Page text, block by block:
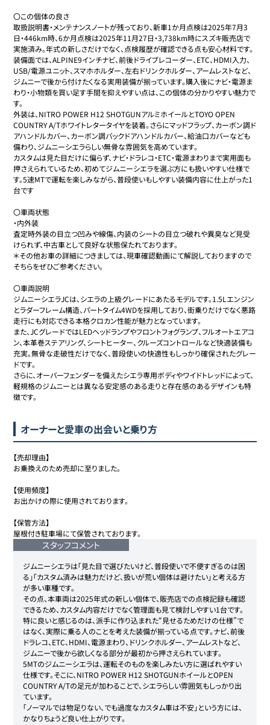
〇この個体の良さ
取扱説明書・メンテナンスノートが残っており、新車1か月点検は2025年7月3
日・446km時、6か月点検は2025年11月27日・3,738km時にスズキ販売店で
実施済み。年式の新しさだけでなく、点検履歴が確認できる点も安心材料です。
装備面では、ALPINE9インチナビ、前後ドライブレコーダー、ETC、HDMI入力、
USB/電源ユニット、スマホホルダー、左右ドリンクホルダー、アームレストなど、
ジムニーで後から付けたくなる実用装備が揃っています。購入後にナビ・電源ま
わり・小物類を買い足す手間を抑えやすい点は、この個体の分かりやすい魅力で
す。
外装は、NITRO POWER H12 SHOTGUNアルミホイールとTOYO OPEN
COUNTRY A/Tホワイトレタータイヤを装着。さらにマッドフラップ、カーボン調ド
アハンドルカバー、カーボン調バックドアハンドルカバー、給油口カバーなども
備わり、ジムニーシエラらしい無骨な雰囲気を高めています。
カスタムは見た目だけに偏らず、ナビ・ドラレコ・ETC・電源まわりまで実用面も
押さえられているため、初めてジムニーシエラを選ぶ方にも扱いやすい仕様で
す。5速MTで運転を楽しみながら、普段使いもしやすい装備内容に仕上がった1
台です
〇車両状態
・内外装
査定時外装の目立つ凹みや線傷、内装のシートの目立つ破れや異臭など見受
けられず、中古車として良好な状態保たれております。
＊その他お車の詳細につきましては、現車確認動画にて解説しておりますので
そちらをぜひご参考ください。
〇車両説明
ジムニーシエラJCは、シエラの上級グレードにあたるモデルです。1.5Lエンジン
とラダーフレーム構造、パートタイム4WDを採用しており、街乗りだけでなく悪路
走行にも対応できる本格クロカン性能が魅力となっています。
また、JCグレードではLEDヘッドランプやフロントフォグランプ、フルオートエアコ
ン、本革巻ステアリング、シートヒーター、クルーズコントロールなど快適装備も
充実。無骨な走破性だけでなく、普段使いの快適性もしっかり確保されたグレー
ドです。
さらに、オーバーフェンダーを備えたシエラ専用ボディやワイドトレッドによって、
軽規格のジムニーとは異なる安定感のある走りと存在感のあるデザインも特
徴です。
オーナーと愛車の出会いと乗り方
【売却理由】
お乗換えのため売却に至りました。
【使用頻度】
お出かけの際に使用されております。
【保管方法】
屋根付き駐車場にて保管されております。
スタッフコメント
ジムニーシエラは「見た目で選びたいけど、普段使いで不便すぎるのは困
る」「カスタム済みは魅力だけど、扱いが荒い個体は避けたい」と考える方
が多い車種です。
その点、本車両は2025年式の新しい個体で、販売店での点検記録も確認
できるため、カスタム内容だけでなく管理面も見て検討しやすい1台です。
特に良いと感じるのは、派手に作り込まれた“見せるためだけの仕様”で
はなく、実際に乗る人のことを考えた装備が揃っている点です。ナビ、前後
ドラレコ、ETC、HDMI、電源まわり、ドリンクホルダー、アームレストなど、
ジムニーで後から欲しくなる部分が最初から押さえられています。
5MTのジムニーシエラは、運転そのものを楽しみたい方に選ばれやすい
仕様です。そこに、NITRO POWER H12 SHOTGUNホイールとOPEN
COUNTRY A/Tの足元が加わることで、シエラらしい雰囲気もしっかり出
ています。
「ノーマルでは物足りない、でも過度なカスタム車は不安」という方には、
かなりちょうど良い仕上がりです。